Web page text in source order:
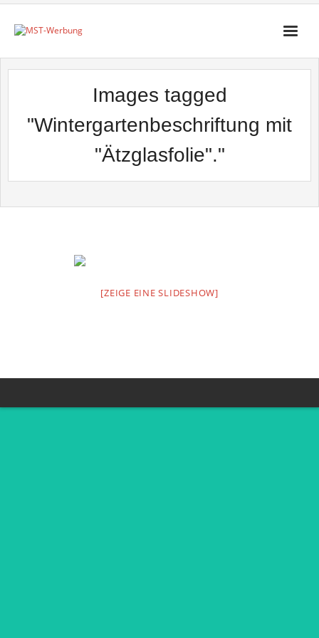
Startseite
Neue Projekte
Leistungen
Impressum
Images tagged
"Wintergartenbeschriftung mit
"Ätzglasfolie"."
[ZEIGE EINE SLIDESHOW]